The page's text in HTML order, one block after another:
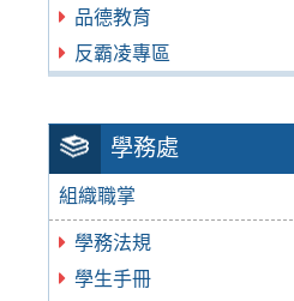
品德教育
反霸凌專區
學務處
組織職掌
學務法規
學生手冊